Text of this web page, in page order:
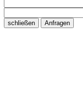
schließen Anfragen